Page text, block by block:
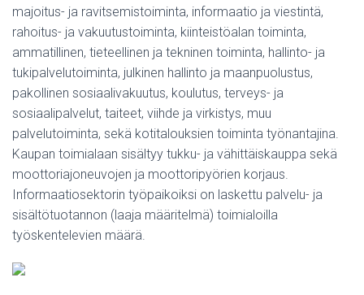
majoitus- ja ravitsemistoiminta, informaatio ja viestintä,
rahoitus- ja vakuutustoiminta, kiinteistöalan toiminta,
ammatillinen, tieteellinen ja tekninen toiminta, hallinto- ja
tukipalvelutoiminta, julkinen hallinto ja maanpuolustus,
pakollinen sosiaalivakuutus, koulutus, terveys- ja
sosiaalipalvelut, taiteet, viihde ja virkistys, muu
palvelutoiminta, sekä kotitalouksien toiminta työnantajina.
Kaupan toimialaan sisältyy tukku- ja vähittäiskauppa sekä
moottoriajoneuvojen ja moottoripyörien korjaus.
Informaatiosektorin työpaikoiksi on laskettu palvelu- ja
sisältötuotannon (laaja määritelmä) toimialoilla
työskentelevien määrä.